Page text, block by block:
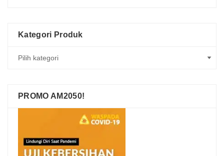
Kategori Produk
PROMO AM2050!